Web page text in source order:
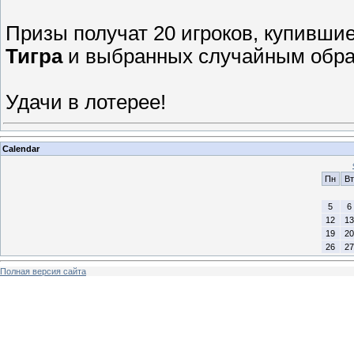
Призы получат 20 игроков,
Тиграи выбранных случайным
Удачи в лотерее!
Calendar
Пн
Вт
5
6
12
13
19
20
26
27
Полная версия сайта